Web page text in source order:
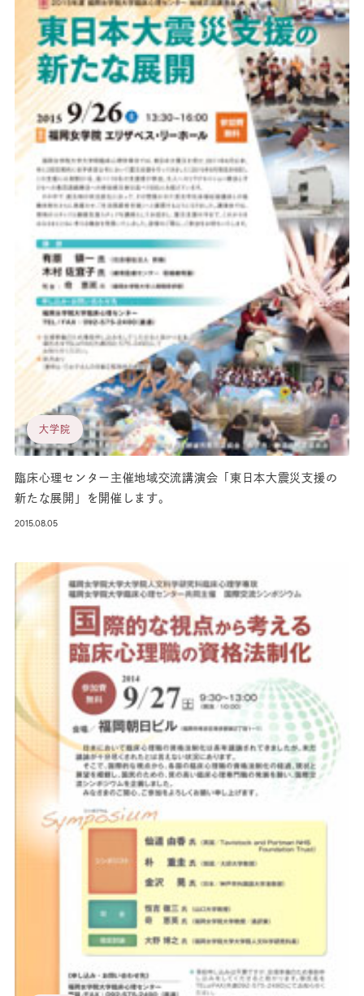
大学院
臨床心理センター主催地域交流講演会「東日本大震災支援の
新たな展開」を開催します。
2015.08.05